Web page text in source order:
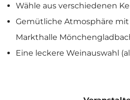
Wähle aus verschiedenen
Gemütliche Atmosphäre
Markthalle
Eine leckere Weinauswahl